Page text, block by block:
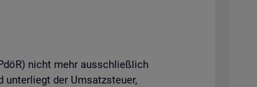
nicht mehr aus­schlie­ß­lich
un­ter­liegt der Um­satz­steu­er,